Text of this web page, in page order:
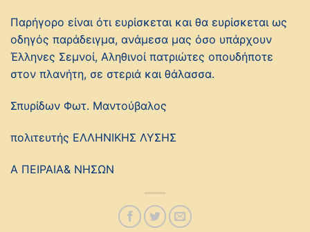
Παρήγορο είναι ότι ευρίσκεται και θα ευρίσκεται ως
οδηγός παράδειγμα, ανάμεσα μας όσο υπάρχουν
Έλληνες Σεμνοί, Αληθινοί πατριώτες οπουδήποτε
στον πλανήτη, σε στεριά και θάλασσα.
Σπυρίδων Φωτ. Μαντούβαλος
πολιτευτής ΕΛΛΗΝΙΚΗΣ ΛΥΣΗΣ
Α ΠΕΙΡΑΙΑ& ΝΗΣΩΝ